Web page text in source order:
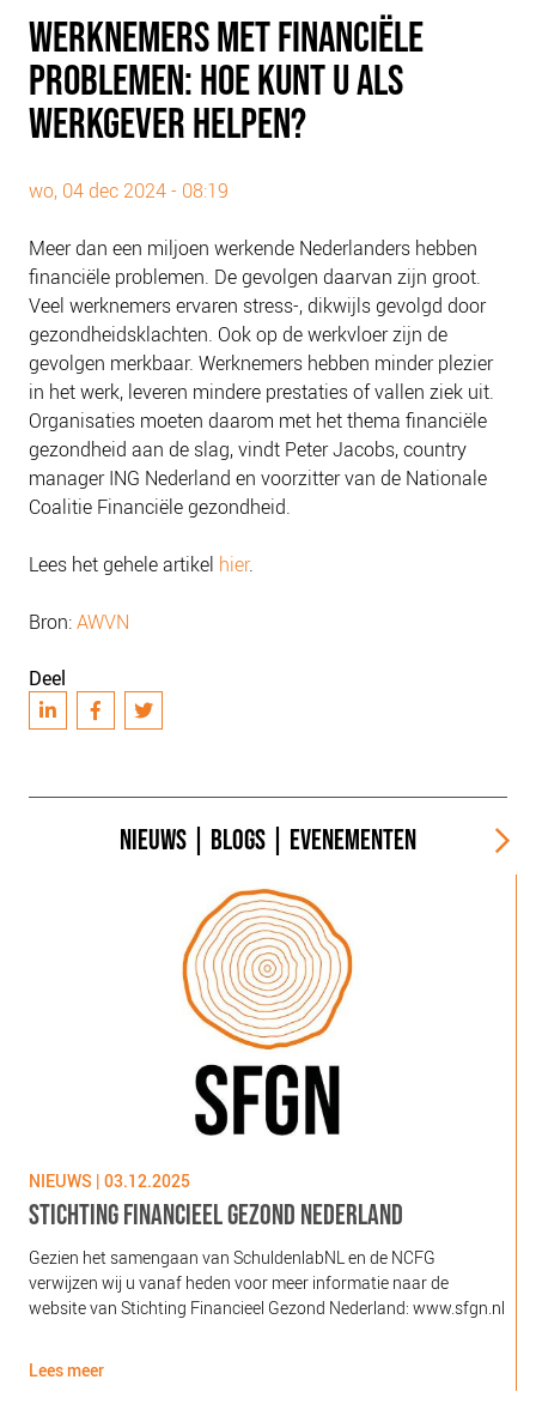
SOCIALDEBT
DOORBRAAKMETHODE
COLLECTIEF SCHULDREGELEN
NEDERLANDSE SCHULDHULPROUTE (NSR)
OVER ONS
VISIE EN MISSIE
HET TEAM
ONZE PARTNERS
VACATURES
IN DE MEDIA
OVER NCFG
NIEUWS
WERKNEMERS MET FINANCIËLE
PROBLEMEN: HOE KUNT U ALS
WERKGEVER HELPEN?
wo, 04 dec 2024 - 08:19
Meer dan een miljoen werkende Nederlanders hebben
financiële problemen. De gevolgen daarvan zijn groot.
Veel werknemers ervaren stress-, dikwijls gevolgd door
gezondheidsklachten. Ook op de werkvloer zijn de
gevolgen merkbaar. Werknemers hebben minder plezier
in het werk, leveren mindere prestaties of vallen ziek uit.
Organisaties moeten daarom met het thema financiële
gezondheid aan de slag, vindt Peter Jacobs, country
manager ING Nederland en voorzitter van de Nationale
Coalitie Financiële gezondheid.
Lees het gehele artikel hier.
Bron:AWVN
Deel
NIEUWS BLOGS EVENEMENTEN
NIEUWS | 03.12.2025
STICHTING FINANCIEEL GEZOND NEDERLAND
Gezien het samengaan van SchuldenlabNL en de NCFG
verwijzen wij u vanaf heden voor meer informatie naar de
website van Stichting Financieel Gezond Nederland: www.sfgn.nl
Lees meer